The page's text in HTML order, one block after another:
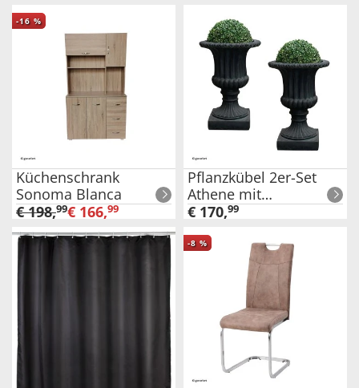
-16 %
Küchenschrank
Sonoma Blanca
€198,99€ 166,99
Pflanzkübel 2er-Set
Athene mit
Buchsbaumkugel
€ 170,99
-8 %